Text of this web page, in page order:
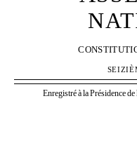
EnregistréàlaPrésidencede